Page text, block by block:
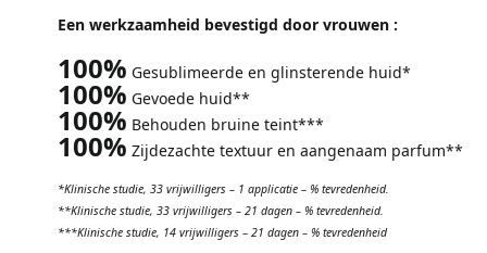
Een werkzaamheid bevestigd door vrouwen :
100% Gesublimeerde en glinsterende huid*
100% Gevoede huid**
100% Behouden bruine teint***
100% Zijdezachte textuur en aangenaam parfum**
*Klinische studie, 33 vrijwilligers – 1 applicatie – % tevredenheid.
**Klinische studie, 33 vrijwilligers – 21 dagen – % tevredenheid.
***Klinische studie, 14 vrijwilligers – 21 dagen – % tevredenheid